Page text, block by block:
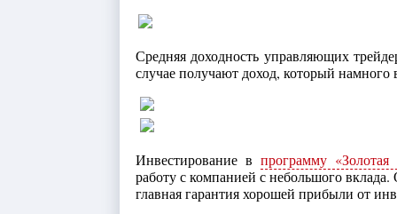
Средняя доходность управляющих
случае получают доход, который
Инвестирование в программу «Золотая
работу с компанией с небольшого
главная гарантия хорошей прибыли от